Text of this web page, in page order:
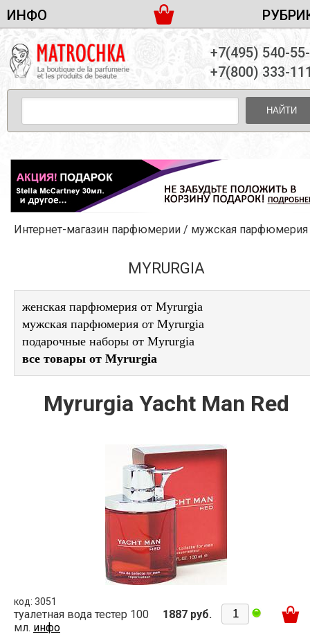
ИНФО
ДОСТАВКА И ОПЛАТА
ПАРТНЕРСТВО
КОНТАКТЫ
ЖЕНСКАЯ ПАРФЮМЕРИЯ
МУЖСКАЯ ПАРФЮМЕРИЯ
УНИСЕКС ПАРФЮМЕРИЯ
ЖЕНСКИЕ НАБОРЫ
МУЖСКИЕ НАБОРЫ
УНИСЕКС НАБОРЫ
УХОД ЗА ЛИЦОМ
УХОД ЗА ТЕЛОМ
ДЕКОРАТИВНАЯ КОСМЕТИКА
+7(495) 540-
+7(800) 333-
НАЙТИ
Интернет-магазин парфюмерии / мужская парфюмерия
MYRURGIA
женская парфюмерия от Myrurgia
мужская парфюмерия от Myrurgia
подарочные наборы от Myrurgia
все товары от Myrurgia
Myrurgia Yacht Man Red
код: 3051
туалетная вода тестер 100
мл. инфо
1887 руб.